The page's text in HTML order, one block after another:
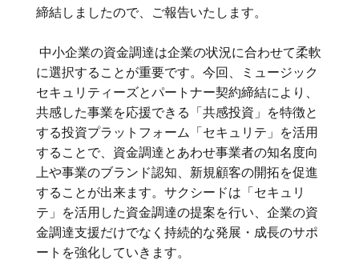
締結しましたので、ご報告いたします。
中小企業の資金調達は企業の状況に合わせて柔軟
に選択することが重要です。今回、ミュージック
セキュリティーズとパートナー契約締結により、
共感した事業を応援できる「共感投資」を特徴と
する投資プラットフォーム「セキュリテ」を活用
することで、資金調達とあわせ事業者の知名度向
上や事業のブランド認知、新規顧客の開拓を促進
することが出来ます。サクシードは「セキュリ
テ」を活用した資金調達の提案を行い、企業の資
金調達支援だけでなく持続的な発展・成長のサポ
ートを強化していきます。